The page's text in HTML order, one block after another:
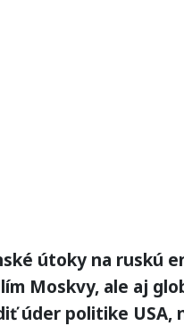
útoky na ruskú
Moskvy, ale aj
úder politike USA,